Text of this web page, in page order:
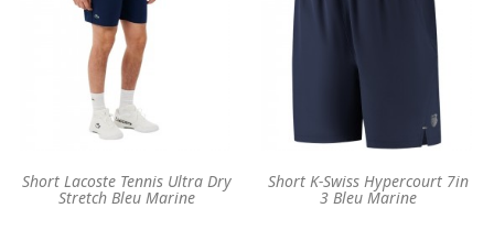
Short Lacoste Tennis Ultra Dry
Stretch Bleu Marine
Short K-Swiss Hypercourt 7in
3 Bleu Marine